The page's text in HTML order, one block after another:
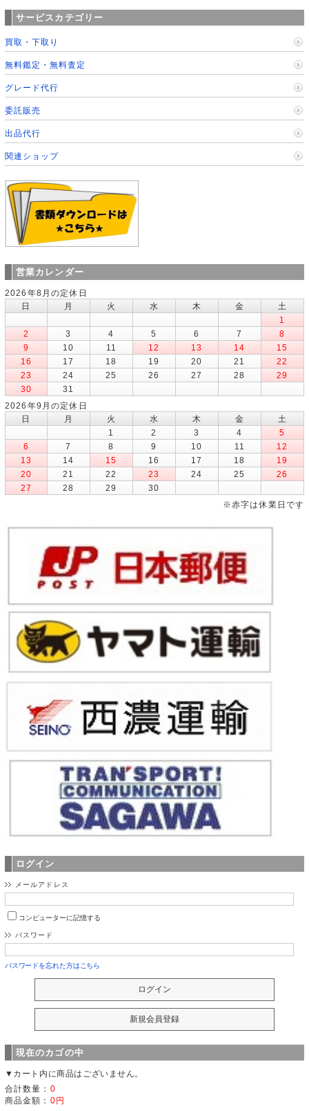
サービスカテゴリー
買取・下取り
無料鑑定・無料査定
グレード代行
委託販売
出品代行
関連ショップ
営業カレンダー
2026年8月の定休日
日
月 火 水 木 金
土
1
2
3 4 5 6 7
8
9
10 11 12 13 14
15
16
17 18 19 20 21
22
23
24 25 26 27 28
29
30
31
2026年9月の定休日
日
月 火 水 木 金
土
1
2 3 4
5
6
7 8 9 10 11
12
13
14 15 16 17 18
19
20
21 22 23 24 25
26
27
28 29
30
※赤字は休業日です
ログイン
メールアドレス
コンピューターに記憶する
パスワード
パスワードを忘れた方はこちら
現在のカゴの中
▼カート内に商品はございません。
合計数量： 0
商品金額： 0円